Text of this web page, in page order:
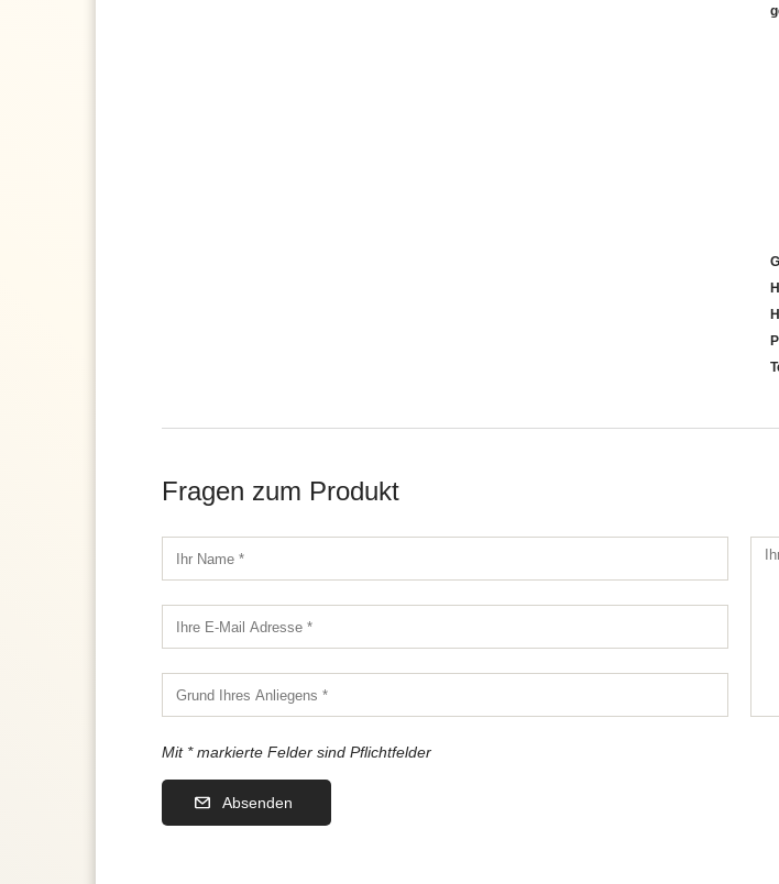
Fragen zum Produkt
Mit * markierte Felder sind Pflichtfelder
Absenden